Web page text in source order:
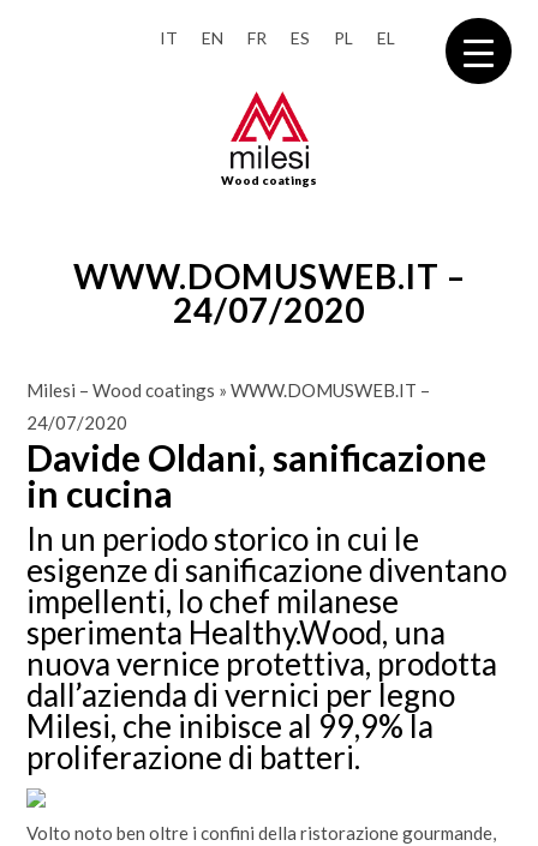
IT EN FR ES PL EL
Wood coatings
WWW.DOMUSWEB.IT –
24/07/2020
Milesi – Wood coatings »WWW.DOMUSWEB.IT –
24/07/2020
Davide Oldani, sanificazione
in cucina
In un periodo storico in cui le
esigenze di sanificazione diventano
impellenti, lo chef milanese
sperimenta Healthy.Wood, una
nuova vernice protettiva, prodotta
dall’azienda di vernici per legno
Milesi, che inibisce al 99,9% la
proliferazione di batteri.
Volto noto ben oltre i confini della ristorazione gourmande,